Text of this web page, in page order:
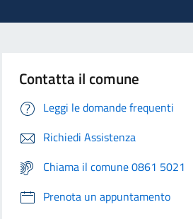
Contatta il comune
Leggi le domande frequenti
Richiedi Assistenza
Chiama il comune 0861 5021
Prenota un appuntamento